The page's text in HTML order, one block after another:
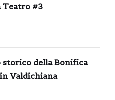
Teatro #3
storico della Bonifica
Valdichiana